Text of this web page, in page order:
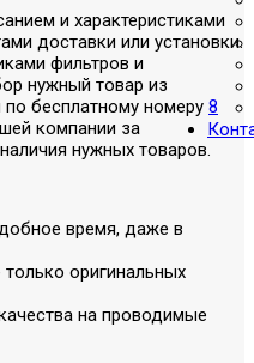
и характеристиками
доставки или установки.
фильтров и
нужный товар из
бесплатному номеру 8
компании за
нужных товаров.
время, даже в
оригинальных
на проводимые